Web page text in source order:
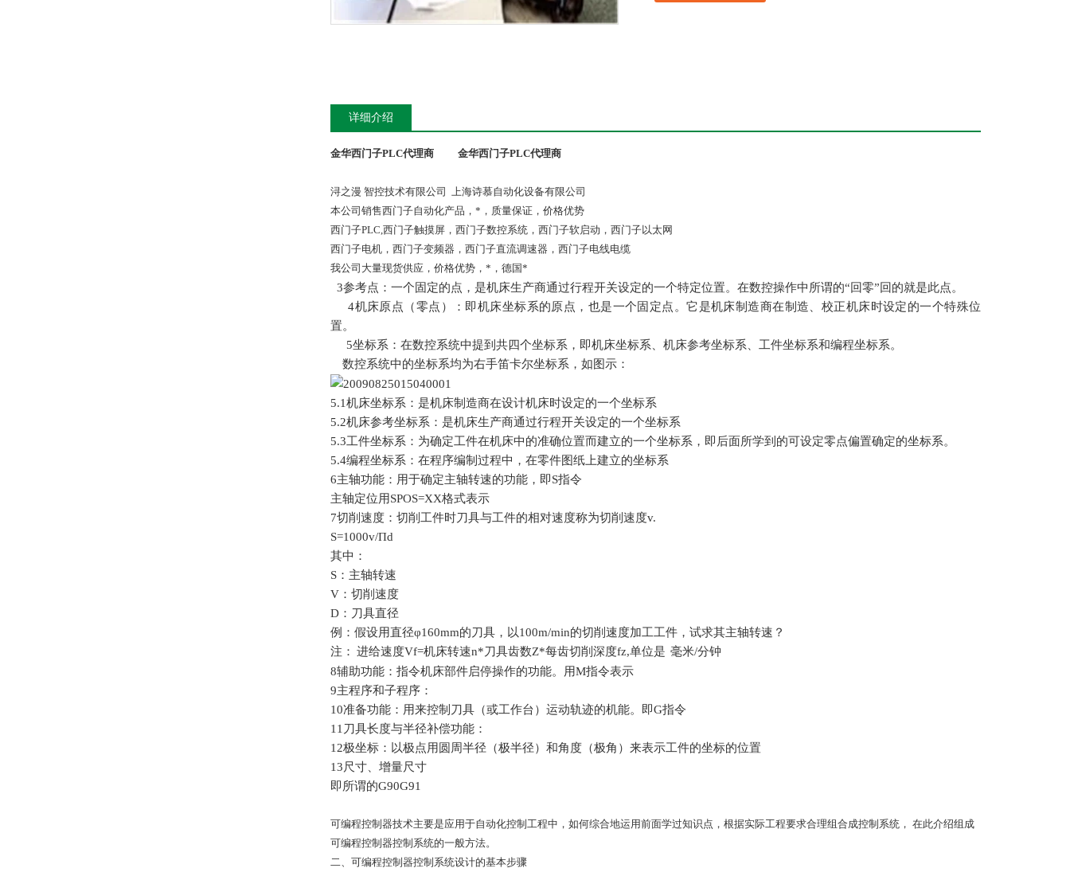
详细介绍
金华西门子PLC代理商 金华西门子PLC代理商
浔之漫 智控技术有限公司 上海诗慕自动化设备有限公司
本公司销售西门子自动化产品，*，质量保证，价格优势
西门子PLC,西门子触摸屏，西门子数控系统，西门子软启动，西门子以太网
西门子电机，西门子变频器，西门子直流调速器，西门子电线电缆
我公司大量现货供应，价格优势，*，德国*
3参考点：一个固定的点，是机床生产商通过行程开关设定的一个特定位置。在数控操作中所谓的“回零”回的就是此点。
4机床原点（零点）：即机床坐标系的原点，也是一个固定点。它是机床制造商在制造、校正机床时设定的一个特殊位
置。
5坐标系：在数控系统中提到共四个坐标系，即机床坐标系、机床参考坐标系、工件坐标系和编程坐标系。
数控系统中的坐标系均为右手笛卡尔坐标系，如图示：
5.1机床坐标系：是机床制造商在设计机床时设定的一个坐标系
5.2机床参考坐标系：是机床生产商通过行程开关设定的一个坐标系
5.3工件坐标系：为确定工件在机床中的准确位置而建立的一个坐标系，即后面所学到的可设定零点偏置确定的坐标系。
5.4编程坐标系：在程序编制过程中，在零件图纸上建立的坐标系
6主轴功能：用于确定主轴转速的功能，即S指令
主轴定位用SPOS=XX格式表示
7切削速度：切削工件时刀具与工件的相对速度称为切削速度v.
S=1000v/Πd
其中：
S ：主轴转速
V ：切削速度
D ：刀具直径
例：假设用直径φ160mm的刀具，以100m/min的切削速度加工工件，试求其主轴转速？
注： 进给速度Vf=机床转速n*刀具齿数Z*每齿切削深度fz,单位是 毫米/分钟
8辅助功能：指令机床部件启停操作的功能。用M指令表示
9主程序和子程序：
10准备功能：用来控制刀具（或工作台）运动轨迹的机能。即G指令
11 刀具长度与半径补偿功能：
12极坐标：以极点用圆周半径（极半径）和角度（极角）来表示工件的坐标的位置
13尺寸、增量尺寸
即所谓的G90G91
可编程控制器技术主要是应用于自动化控制工程中，如何综合地运用前面学过知识点，根据实际工程要求合理组合成控制系统， 在此介绍组成
可编程控制器控制系统的一般方法。
二、可编程控制器控制系统设计的基本步骤